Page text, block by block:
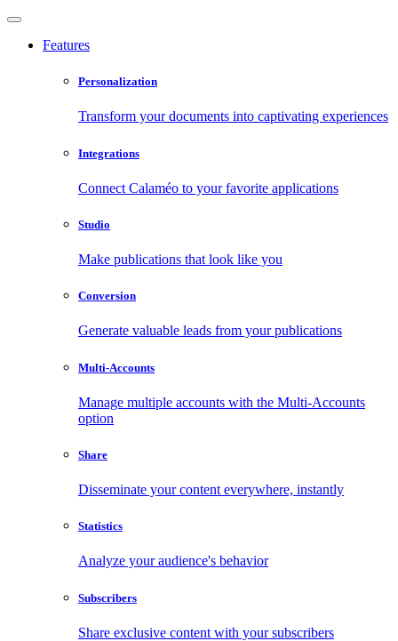
Features
Personalization
Transform your documents into captivating experiences
Integrations
Connect Calaméo to your favorite applications
Studio
Make publications that look like you
Conversion
Generate valuable leads from your publications
Multi-Accounts
Manage multiple accounts with the Multi-Accounts
option
Share
Disseminate your content everywhere, instantly
Statistics
Analyze your audience's behavior
Subscribers
Share exclusive content with your subscribers